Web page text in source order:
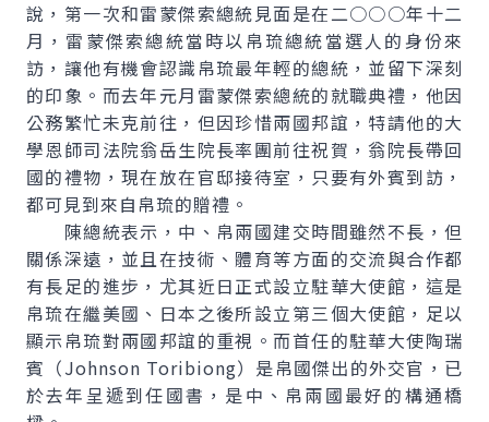
說，第一次和雷蒙傑索總統見面是在二○○○年十二
月，雷蒙傑索總統當時以帛琉總統當選人的身份來
訪，讓他有機會認識帛琉最年輕的總統，並留下深刻
的印象。而去年元月雷蒙傑索總統的就職典禮，他因
公務繁忙未克前往，但因珍惜兩國邦誼，特請他的大
學恩師司法院翁岳生院長率團前往祝賀，翁院長帶回
國的禮物，現在放在官邸接待室，只要有外賓到訪，
都可見到來自帛琉的贈禮。
陳總統表示，中、帛兩國建交時間雖然不長，但
關係深遠，並且在技術、體育等方面的交流與合作都
有長足的進步，尤其近日正式設立駐華大使館，這是
帛琉在繼美國、日本之後所設立第三個大使館，足以
顯示帛琉對兩國邦誼的重視。而首任的駐華大使陶瑞
賓（Johnson Toribiong）是帛國傑出的外交官，已
於去年呈遞到任國書，是中、帛兩國最好的構通橋